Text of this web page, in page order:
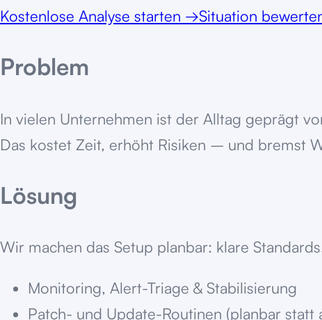
Kostenlose Analyse starten →Situation
Problem
In vielen Unternehmen ist der Alltag geprägt
Das kostet Zeit, erhöht Risiken – und bremst
Lösung
Wir machen das Setup planbar: klare
Monitoring, Alert-Triage & Stabilisierung
Patch- und Update-Routinen (planbar statt